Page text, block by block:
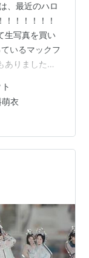
、最近のハロ
！！！！！
生写真を買い
いるマックフ
ありましたの
いに食べ
希の卒業 関連
衣